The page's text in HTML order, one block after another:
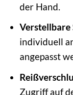
der Hand.
individuell
angepasst
Zugriff auf